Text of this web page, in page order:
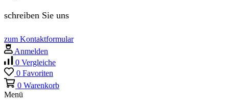
schreiben Sie uns
zum Kontaktformular
Anmelden
0 Vergleiche
0 Favoriten
0 Warenkorb
Menü